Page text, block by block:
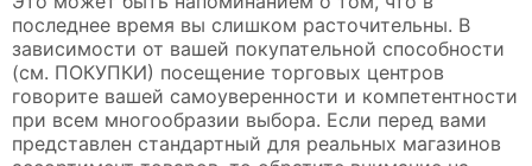
последнее время вы слишком расточительны. В
зависимости от вашей покупательной способности
(см. ПОКУПКИ) посещение торговых центров
говорите вашей самоуверенности и компетентности
при всем многообразии выбора. Если перед вами
представлен стандартный для реальных магазинов